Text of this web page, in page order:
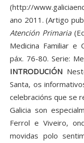
(http://
ano 2011. (Artigo
Atención Primaria
Medicina Familiar e
páx. 76-80. Serie:
INTRODUCIÓN
Santa, os
celebracións que se
Galicia son
Ferrol e Viveiro,
movidas polo